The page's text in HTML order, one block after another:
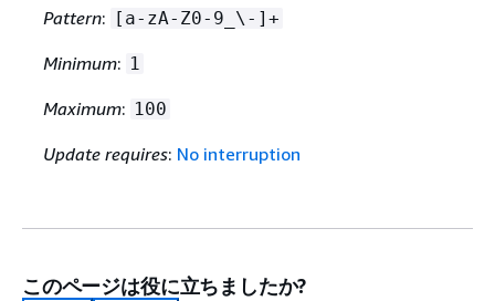
Pattern: [a-zA-Z0-9_\-]+
Minimum: 1
Maximum: 100
Update requires: No interruption
このページは役に立ちましたか?